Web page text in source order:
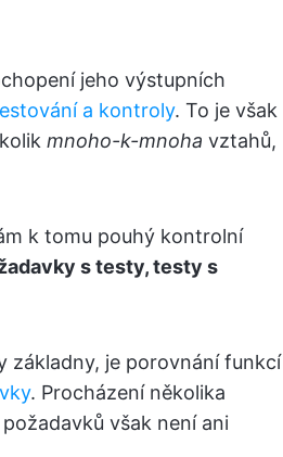
jeho výstupních
a kontroly. To je však
mnoho-k-mnoha vztahů,
k tomu pouhý kontrolní
s testy, testy s
základny, je porovnání funkcí
. Procházení několika
však není ani